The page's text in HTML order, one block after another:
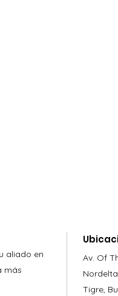
information
aliado en
más
Av. Of
Tigre,